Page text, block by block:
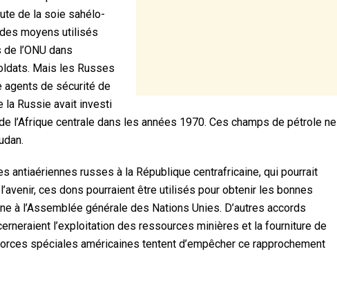
de la soie sahélo-
moyens utilisés
l’ONU dans
Mais les Russes
agents de sécurité de
la Russie avait investi
l’Afrique centrale dans les années 1970. Ces champs de pétrole ne
antiaériennes russes à la République centrafricaine, qui pourrait
ces dons pourraient être utilisés pour obtenir les bonnes
à l’Assemblée générale des Nations Unies. D’autres accords
l’exploitation des ressources minières et la fourniture de
spéciales américaines tentent d’empêcher ce rapprochement